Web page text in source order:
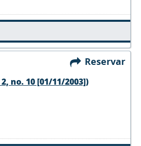
Reservar
no. 10 [01/11/2003])